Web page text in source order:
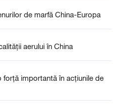
de marfă China-Europa
aerului în China
forță importantă în acțiunile de